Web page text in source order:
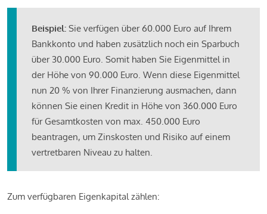
Beispiel: Sie verfügen über 60.000 Euro auf Ihrem
Bankkonto und haben zusätzlich noch ein Sparbuch
über 30.000 Euro. Somit haben Sie Eigenmittel in
der Höhe von 90.000 Euro. Wenn diese Eigenmittel
nun 20 % von Ihrer Finanzierung ausmachen, dann
können Sie einen Kredit in Höhe von 360.000 Euro
für Gesamtkosten von max. 450.000 Euro
beantragen, um Zinskosten und Risiko auf einem
vertretbaren Niveau zu halten.
Zum verfügbaren Eigenkapital zählen: